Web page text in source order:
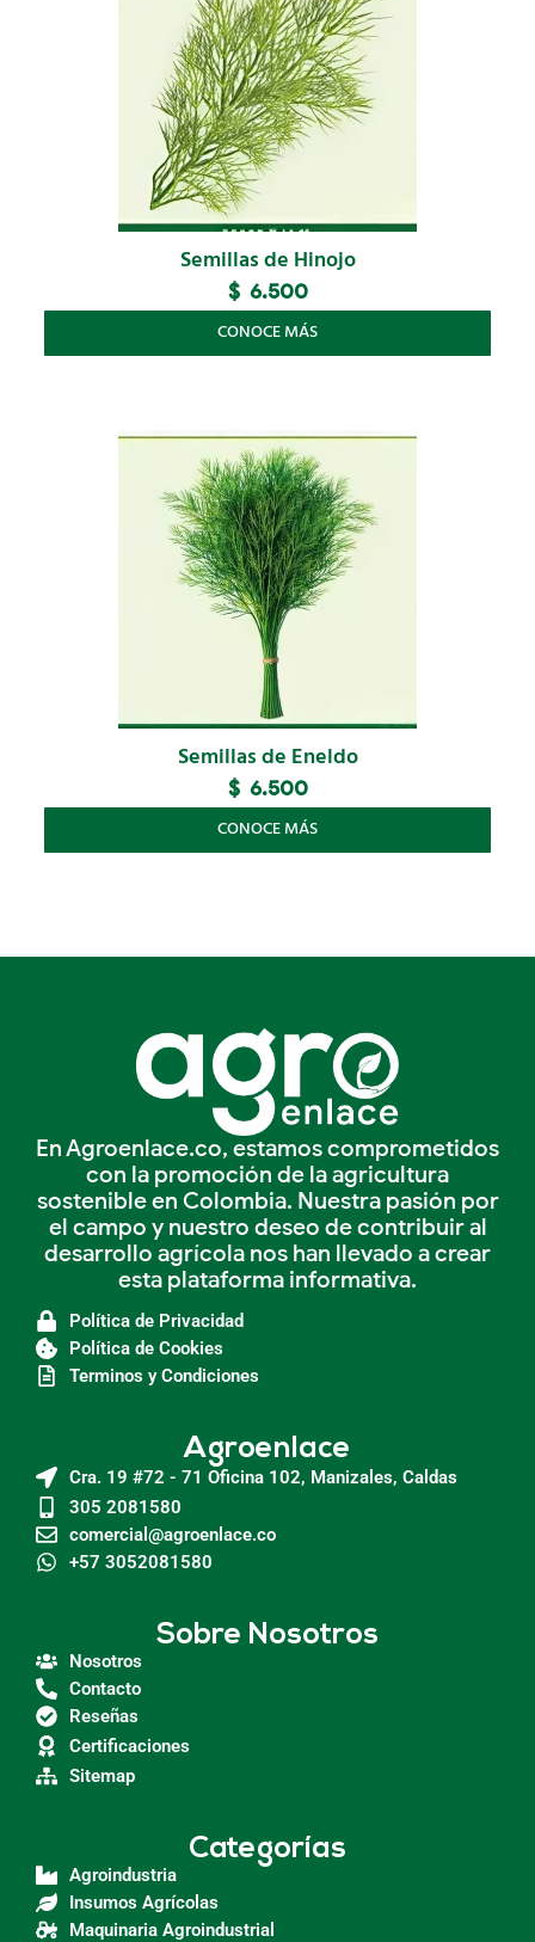
Semillas de Hinojo
$ 6.500
CONOCE MÁS
Semillas de Eneldo
$ 6.500
CONOCE MÁS
En Agroenlace.co, estamos comprometidos
con la promoción de la agricultura
sostenible en Colombia. Nuestra pasión por
el campo y nuestro deseo de contribuir al
desarrollo agrícola nos han llevado a crear
esta plataforma informativa.
Política de Privacidad
Política de Cookies
Terminos y Condiciones
Agroenlace
Cra. 19 #72 - 71 Oficina 102, Manizales, Caldas
305 2081580
comercial@agroenlace.co
+57 3052081580
Sobre Nosotros
Nosotros
Contacto
Reseñas
Certificaciones
Sitemap
Categorías
Agroindustria
Insumos Agrícolas
Maquinaria Agroindustrial